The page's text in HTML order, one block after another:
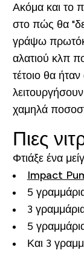
Ακόμα και το
στο πώς θα
γράψω
αλατιού κλπ
τέτοιο θα
χαμηλά
Πιες
Φτιάξε ένα
Impact
5
3
5
Και 3